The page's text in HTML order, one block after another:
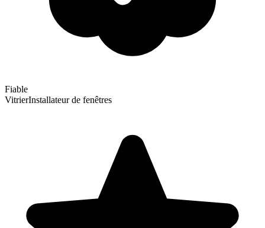
Fiable
VitrierInstallateur de fenêtres